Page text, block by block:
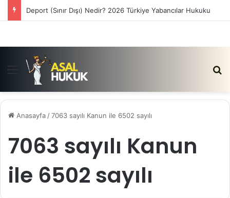
Deport (Sınır Dışı) Nedir? 2026 Türkiye Yabancılar Hukuku
Menü
Anasayfa /7063 sayılı Kanun ile 6502 sayılı
7063 sayılı Kanun
ile 6502 sayılı